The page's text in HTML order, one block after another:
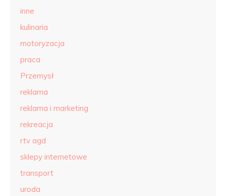
inne
kulinaria
motoryzacja
praca
Przemysł
reklama
reklama i marketing
rekreacja
rtv agd
sklepy internetowe
transport
uroda